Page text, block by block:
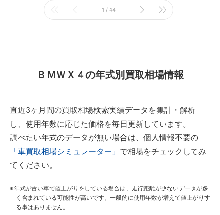
1 / 44
ＢＭＷＸ４の年式別買取相場情報
直近3ヶ月間の買取相場検索実績データを集計・解析
し、使用年数に応じた価格を毎日更新しています。
調べたい年式のデータが無い場合は、個人情報不要の
「車買取相場シミュレーター」 で相場をチェックしてみ
てください。
年式が古い車で値上がりをしている場合は、走行距離が少ないデータが多
く含まれている可能性が高いです。一般的に使用年数が増えて値上がりす
る事はありません。